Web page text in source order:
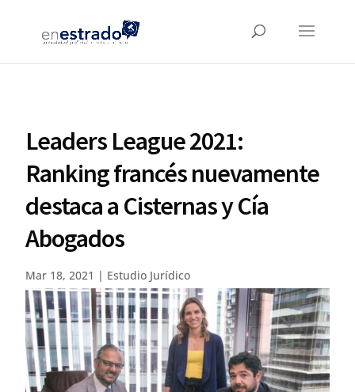
Leaders League 2021:
Ranking francés nuevamente
destaca a Cisternas y Cía
Abogados
Mar 18, 2021 | Estudio Jurídico